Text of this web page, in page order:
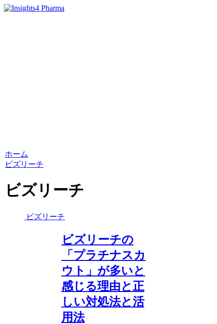
ホーム
ビズリーチ
ビズリーチ
ビズリーチ
ビズリーチの
「プラチナスカ
ウト」が多いと
感じる理由と正
しい対処法と活
用法